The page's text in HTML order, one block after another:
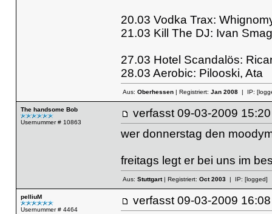
20.03 Vodka Trax:
21.03 Kill The DJ: Ivan
27.03 Hotel Scandalös:
28.03 Aerobic: Pilooski, Ata
Aus: Oberhessen| Registriert: Jan 2008| IP:
The handsome Bob
Usernummer # 10863
verfasst 09-03-2009
wer donnerstag den
freitags legt er bei uns im
Aus: Stuttgart| Registriert: Oct 2003| IP: [logged]
pelliuM
Usernummer # 4464
verfasst 09-03-2009